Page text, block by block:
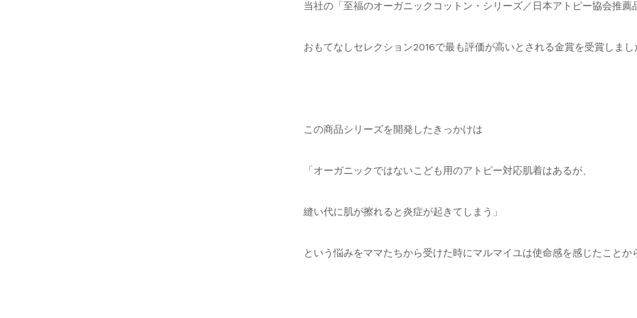
当社の「至福のオーガニックコットン・シリーズ／日本アトピー協会推薦
おもてなしセレクション2016で最も評価が高いとされる金賞を受賞しまし
この商品シリーズを開発したきっかけは
「オーガニックではないこども用のアトピー対応肌着はあるが、
縫い代に肌が擦れると炎症が起きてしまう」
という悩みをママたちから受けた時にマルマイユは使命感を感じたことか